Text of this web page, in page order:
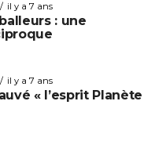
il y a 7 ans
: une
il y a 7 ans
« l’esprit Planète